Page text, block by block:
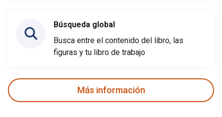
Búsqueda global
Busca entre el contenido del libro, las
figuras y tu libro de trabajo
Más información